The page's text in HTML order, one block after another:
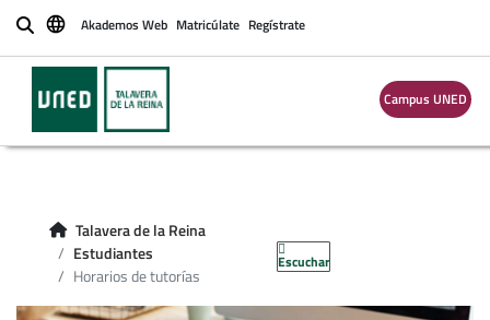
BuscarAkademos Web Matricúlate Regístrate
Campus UNED
Talavera de la Reina
Estudiantes
Horarios de tutorías
Escuchar